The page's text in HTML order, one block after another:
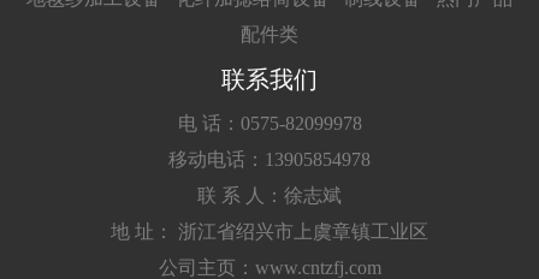
配件类
联系我们
电 话：0575-82099978
移动电话：13905854978
联 系 人：徐志斌
地 址： 浙江省绍兴市上虞章镇工业区
公司主页：www.cntzfj.com